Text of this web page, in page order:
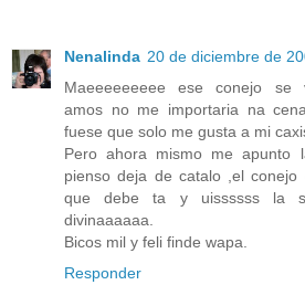
Nenalinda 20 de diciembre de
Maeeeeeeeee ese conejo se
amos no me importaria na
fuese que solo me gusta a mi
Pero ahora mismo me apunto
pienso deja de catalo ,el
que debe ta y uissssss la
divinaaaaaa.
Bicos mil y feli finde wapa.
Responder